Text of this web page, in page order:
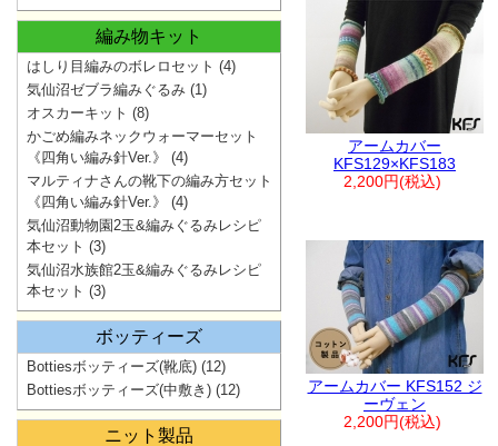
アームカバー
KFS129×KFS183
2,200円(税込)
アームカバー KFS152 ジ
ーヴェン
2,200円(税込)
編み物キット
はしり目編みのボレロセット (4)
気仙沼ゼブラ編みぐるみ (1)
オスカーキット (8)
かごめ編みネックウォーマーセット
《四角い編み針Ver.》
(4)
マルティナさんの靴下の編み方セット
《四角い編み針Ver.》
(4)
気仙沼動物園2玉&編みぐるみレシピ
本セット (3)
気仙沼水族館2玉&編みぐるみレシピ
本セット (3)
ボッティーズ
Bottiesボッティーズ(靴底) (12)
Bottiesボッティーズ(中敷き) (12)
ニット製品